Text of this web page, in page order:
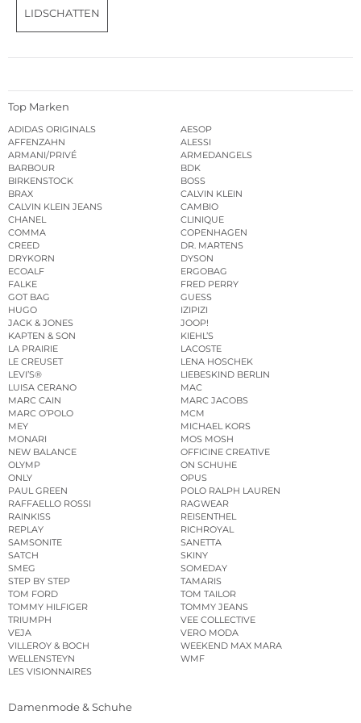
LIDSCHATTEN
Top Marken
ADIDAS ORIGINALS
AESOP
AFFENZAHN
ALESSI
ARMANI/PRIVÉ
ARMEDANGELS
BARBOUR
BDK
BIRKENSTOCK
BOSS
BRAX
CALVIN KLEIN
CALVIN KLEIN JEANS
CAMBIO
CHANEL
CLINIQUE
COMMA
COPENHAGEN
CREED
DR. MARTENS
DRYKORN
DYSON
ECOALF
ERGOBAG
FALKE
FRED PERRY
GOT BAG
GUESS
HUGO
IZIPIZI
JACK & JONES
JOOP!
KAPTEN & SON
KIEHL’S
LA PRAIRIE
LACOSTE
LE CREUSET
LENA HOSCHEK
LEVI’S®
LIEBESKIND BERLIN
LUISA CERANO
MAC
MARC CAIN
MARC JACOBS
MARC O’POLO
MCM
MEY
MICHAEL KORS
MONARI
MOS MOSH
NEW BALANCE
OFFICINE CREATIVE
OLYMP
ON SCHUHE
ONLY
OPUS
PAUL GREEN
POLO RALPH LAUREN
RAFFAELLO ROSSI
RAGWEAR
RAINKISS
REISENTHEL
REPLAY
RICHROYAL
SAMSONITE
SANETTA
SATCH
SKINY
SMEG
SOMEDAY
STEP BY STEP
TAMARIS
TOM FORD
TOM TAILOR
TOMMY HILFIGER
TOMMY JEANS
TRIUMPH
VEE COLLECTIVE
VEJA
VERO MODA
VILLEROY & BOCH
WEEKEND MAX MARA
WELLENSTEYN
WMF
LES VISIONNAIRES
Damenmode & Schuhe